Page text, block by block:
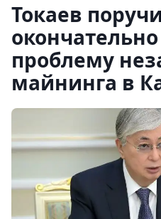
Токаев
проблему
майнинга в